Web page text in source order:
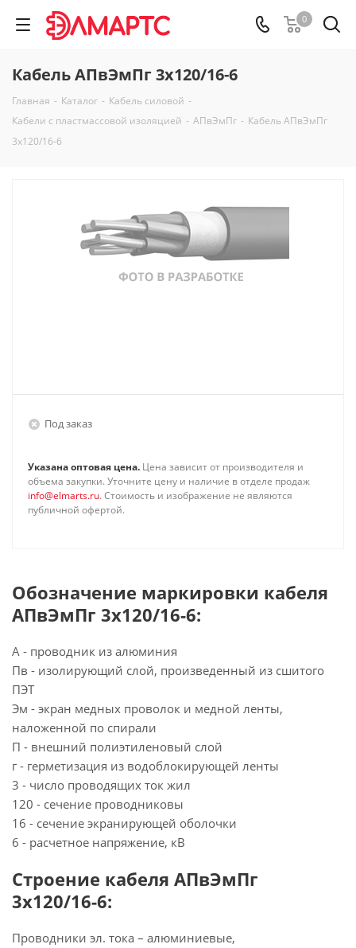
0
Кабель АПвЭмПг 3х120/16-6
Главная - Каталог - Кабель силовой -
Кабели с пластмассовой изоляцией - АПвЭмПг - Кабель АПвЭмПг
3х120/16-6
Под заказ
Указана оптовая цена. Цена зависит от производителя и
объема закупки. Уточните цену и наличие в отделе продаж
info@elmarts.ru. Стоимость и изображение не являются
публичной офертой.
Обозначение маркировки кабеля
АПвЭмПг 3х120/16-6:
А - проводник из алюминия
Пв - изолирующий слой, произведенный из сшитого
ПЭТ
Эм - экран медных проволок и медной ленты,
наложенной по спирали
П - внешний полиэтиленовый слой
г - герметизация из водоблокирующей ленты
3 - число проводящих ток жил
120 - сечение проводниковы
16 - сечение экранирующей оболочки
6 - расчетное напряжение, кВ
Строение кабеля АПвЭмПг
3х120/16-6:
Проводники эл. тока – алюминиевые,